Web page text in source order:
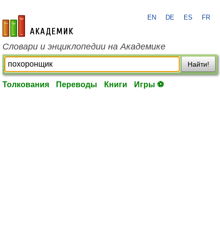
academic.ru
EN DE ES FR
Словари и энциклопедии на Академике
Найти!
Толкования Переводы Книги Игры ⚽